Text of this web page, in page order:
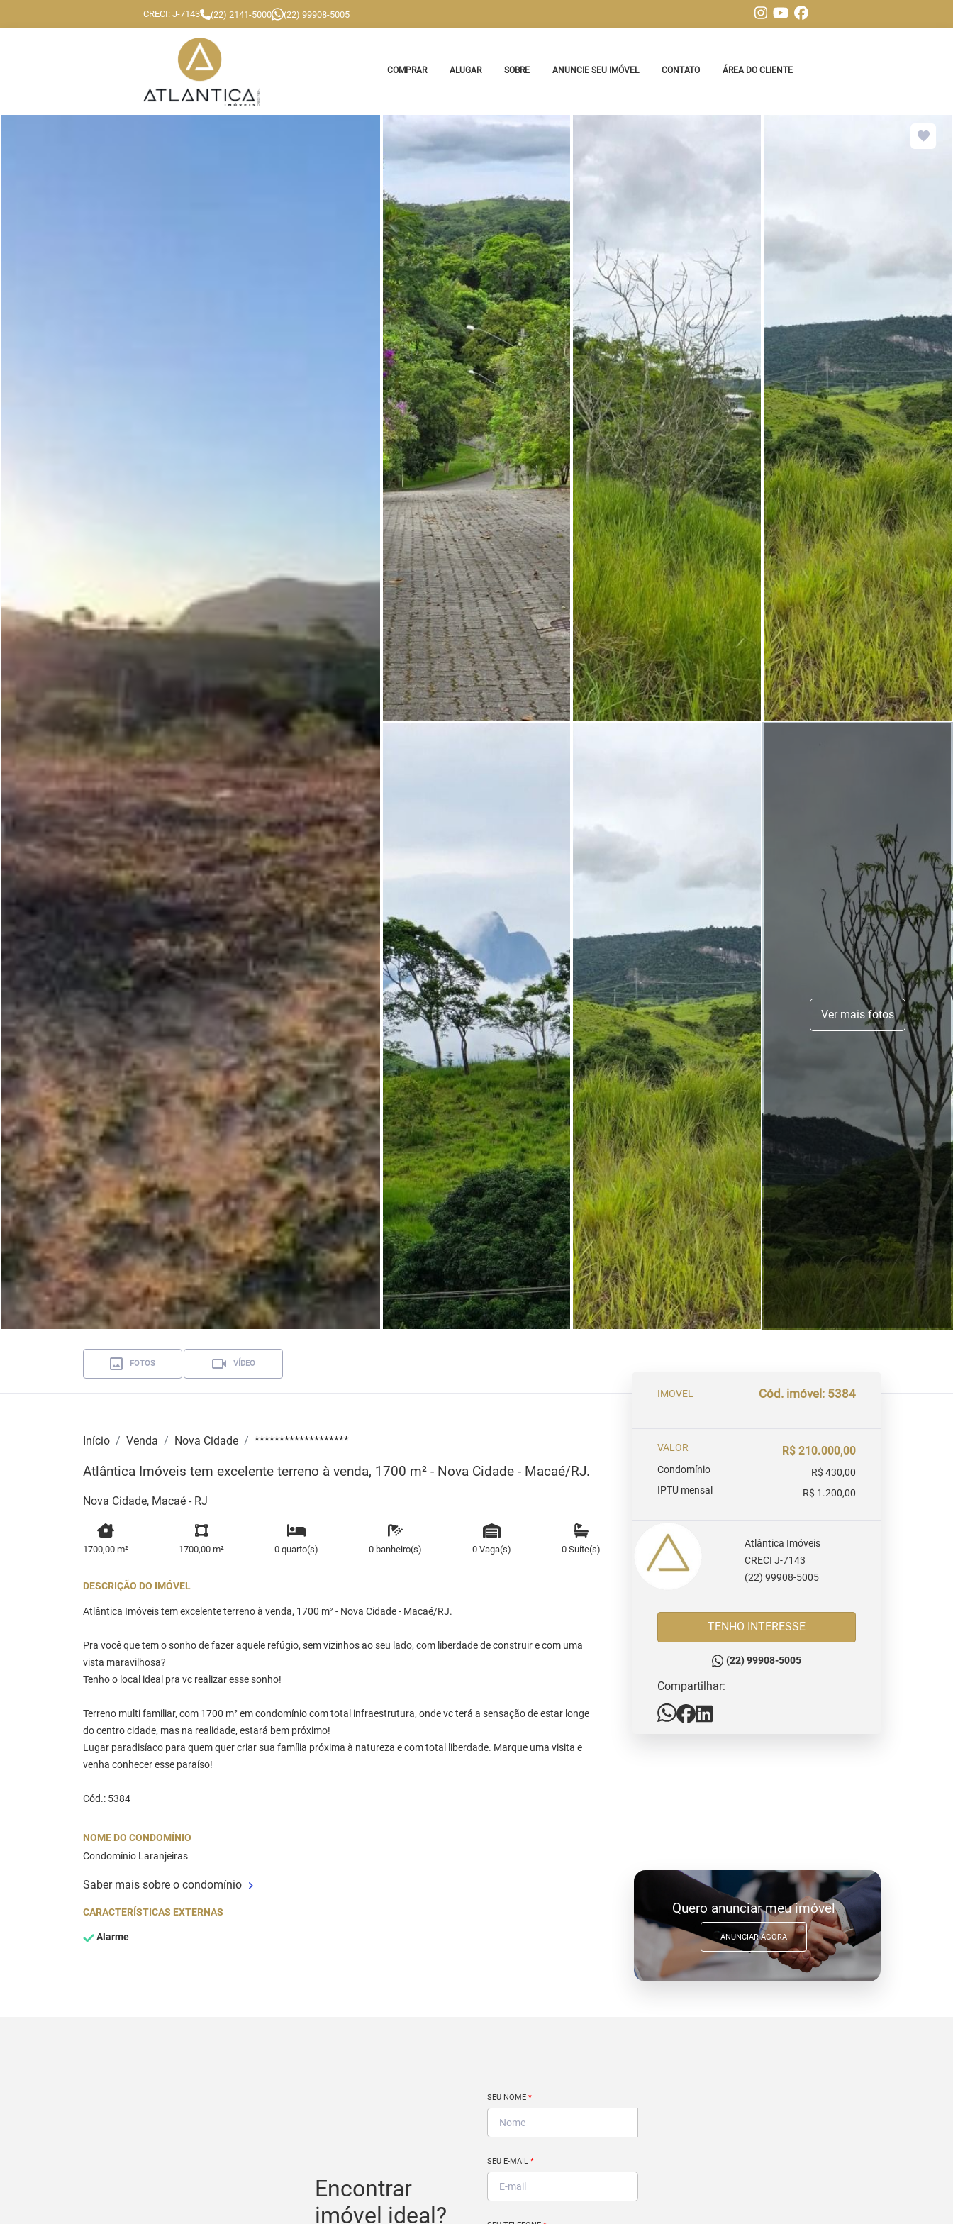
CRECI: J-7143 (22) 2141-5000 (22) 99908-5005
COMPRAR ALUGAR SOBRE ANUNCIE SEU IMÓVEL CONTATO ÁREA DO CLIENTE
Ver mais fotos
FOTOS VÍDEO
Início Venda Nova Cidade *******************
Atlântica Imóveis tem excelente terreno à venda, 1700 m² - Nova Cidade - Macaé/RJ.
Nova Cidade, Macaé - RJ
1700,00 m² 1700,00 m² 0 quarto(s) 0 banheiro(s) 0 Vaga(s) 0 Suíte(s)
DESCRIÇÃO DO IMÓVEL
Atlântica Imóveis tem excelente terreno à venda, 1700 m² - Nova Cidade - Macaé/RJ.
Pra você que tem o sonho de fazer aquele refúgio, sem vizinhos ao seu lado, com liberdade de construir e com uma
vista maravilhosa?
Tenho o local ideal pra vc realizar esse sonho!
Terreno multi familiar, com 1700 m² em condomínio com total infraestrutura, onde vc terá a sensação de estar longe
do centro cidade, mas na realidade, estará bem próximo!
Lugar paradisíaco para quem quer criar sua família próxima à natureza e com total liberdade. Marque uma visita e
venha conhecer esse paraíso!
Cód.: 5384
NOME DO CONDOMÍNIO
Condomínio Laranjeiras
Saber mais sobre o condomínio
CARACTERÍSTICAS EXTERNAS
Alarme
IMOVEL Cód. imóvel: 5384
VALOR R$ 210.000,00
Condomínio
R$ 430,00
IPTU mensal
R$ 1.200,00
Atlântica Imóveis
CRECI J-7143
(22) 99908-5005
TENHO INTERESSE
(22) 99908-5005
Compartilhar:
Quero anunciar meu imóvel
ANUNCIAR AGORA
Encontrar
imóvel ideal?
SEU NOME *
SEU E-MAIL *